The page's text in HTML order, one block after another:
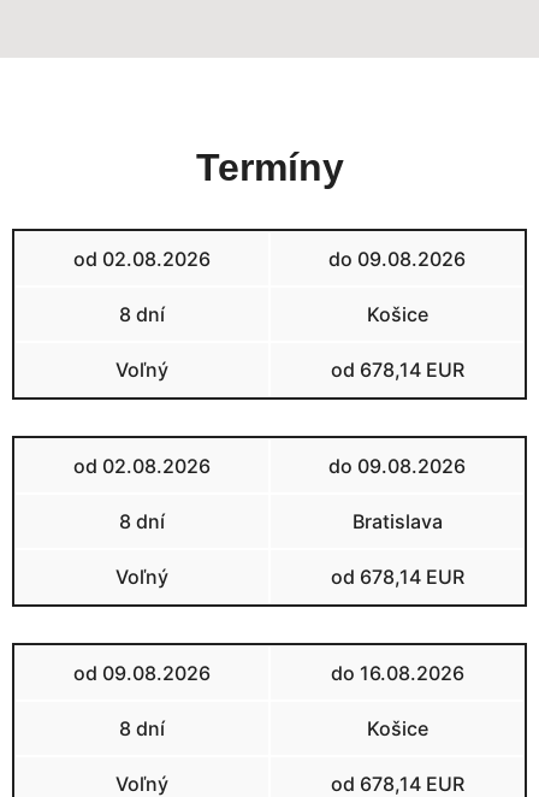
Termíny
od 02.08.2026 do 09.08.2026
8 dní Košice
Voľný od 678,14 EUR
od 02.08.2026 do 09.08.2026
8 dní Bratislava
Voľný od 678,14 EUR
od 09.08.2026 do 16.08.2026
8 dní Košice
Voľný od 678,14 EUR